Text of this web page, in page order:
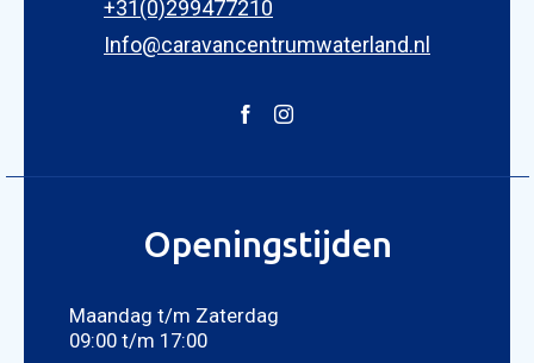
+31(0)299477210
Info@caravancentrumwaterland.nl
Openingstijden
Maandag t/m Zaterdag
09:00 t/m 17:00